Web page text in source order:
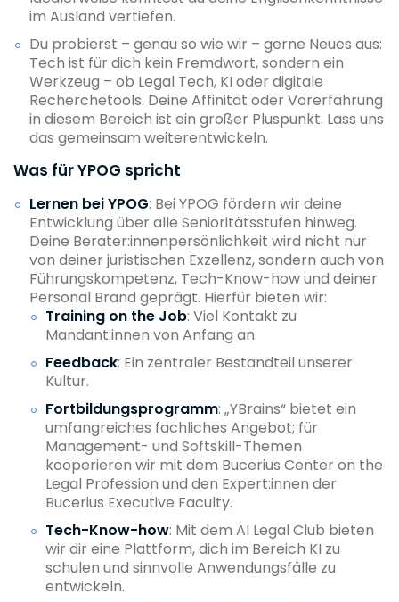
im Ausland vertiefen.
Du probierst – genau so wie wir – gerne Neues aus:
Tech ist für dich kein Fremdwort, sondern ein
Werkzeug – ob Legal Tech, KI oder digitale
Recherchetools. Deine Affinität oder Vorerfahrung
in diesem Bereich ist ein großer Pluspunkt. Lass uns
das gemeinsam weiterentwickeln.
Was für YPOG spricht
Lernen bei YPOG: Bei YPOG fördern wir deine
Entwicklung über alle Senioritätsstufen hinweg.
Deine Berater:innenpersönlichkeit wird nicht nur
von deiner juristischen Exzellenz, sondern auch von
Führungskompetenz, Tech-Know-how und deiner
Personal Brand geprägt. Hierfür bieten wir:
Training on the Job: Viel Kontakt zu
Mandant:innen von Anfang an.
Feedback: Ein zentraler Bestandteil unserer
Kultur.
Fortbildungsprogramm: „YBrains“ bietet ein
umfangreiches fachliches Angebot; für
Management- und Softskill-Themen
kooperieren wir mit dem Bucerius Center on the
Legal Profession und den Expert:innen der
Bucerius Executive Faculty.
Tech-Know-how: Mit dem AI Legal Club bieten
wir dir eine Plattform, dich im Bereich KI zu
schulen und sinnvolle Anwendungsfälle zu
entwickeln.